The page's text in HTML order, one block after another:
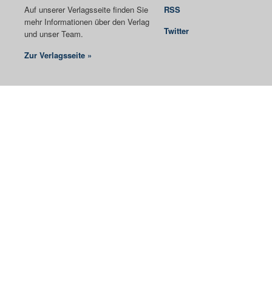
Auf unserer Verlagsseite finden Sie
mehr Informationen über den Verlag
und unser Team.
Zur Verlagsseite »
RSS
Twitter